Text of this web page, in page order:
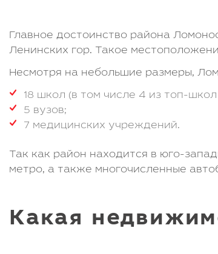
Главное достоинство района
Ленинских гор. Такое
Несмотря на небольшие размеры,
18 школ (в том числе 4 из топ-
5 вузов;
7 медицинских учреждений.
Так как район находится в юго-
метро, а также многочисленные
Какая